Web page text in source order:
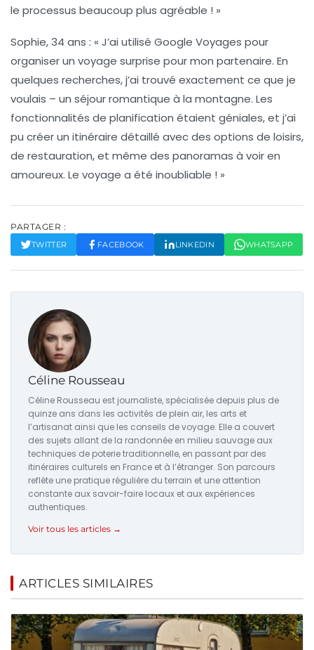
le processus beaucoup plus agréable ! »
Sophie, 34 ans : « J’ai utilisé Google Voyages pour
organiser un voyage surprise pour mon partenaire. En
quelques recherches, j’ai trouvé exactement ce que je
voulais – un séjour romantique à la montagne. Les
fonctionnalités de planification étaient géniales, et j’ai
pu créer un itinéraire détaillé avec des options de loisirs,
de restauration, et même des panoramas à voir en
amoureux. Le voyage a été inoubliable ! »
PARTAGER :
TWITTER FACEBOOK LINKEDIN WHATSAPP
Céline Rousseau
Céline Rousseau est journaliste, spécialisée depuis plus de
quinze ans dans les activités de plein air, les arts et
l’artisanat ainsi que les conseils de voyage. Elle a couvert
des sujets allant de la randonnée en milieu sauvage aux
techniques de poterie traditionnelle, en passant par des
itinéraires culturels en France et à l’étranger. Son parcours
reflète une pratique régulière du terrain et une attention
constante aux savoir-faire locaux et aux expériences
authentiques.
Voir tous les articles →
ARTICLES SIMILAIRES